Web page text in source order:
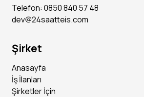
Telefon: 0850 840 57 48
dev@24saatteis.com
Şirket
Anasayfa
İş İlanları
Şirketler İçin